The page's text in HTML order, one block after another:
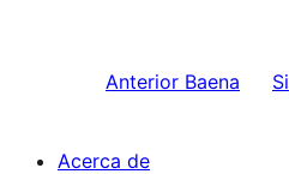
Anterior Baena
Acerca de